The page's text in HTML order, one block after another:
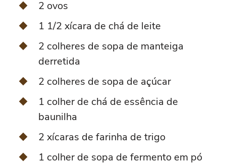
2 ovos
1 1/2 xícara de chá de leite
2 colheres de sopa de manteiga
derretida
2 colheres de sopa de açúcar
1 colher de chá de essência de
baunilha
2 xícaras de farinha de trigo
1 colher de sopa de fermento em pó